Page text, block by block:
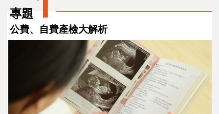
專題
公費、自費產檢大解析